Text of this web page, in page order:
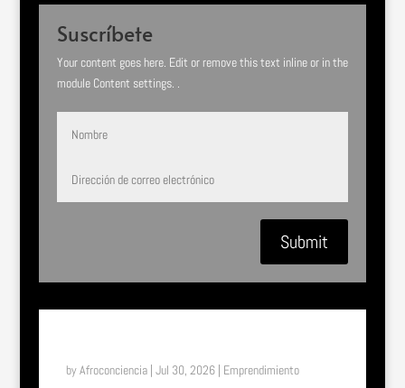
Suscríbete
Your content goes here. Edit or remove this text inline or in the
module Content settings. .
Submit
byAfroconciencia| Jul 30, 2026| Emprendimiento